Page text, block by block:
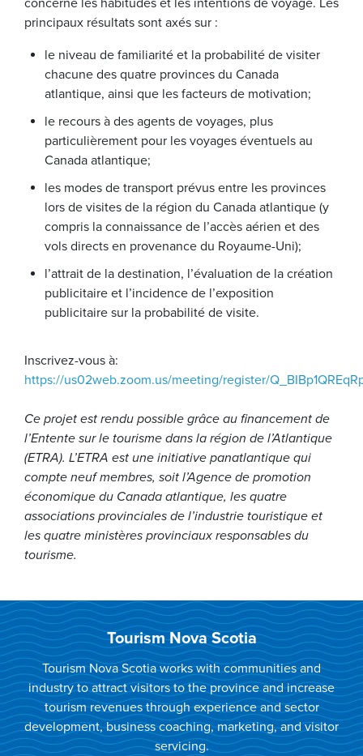
concerne les habitudes et les intentions de voyage. Les
principaux résultats sont axés sur :
le niveau de familiarité et la probabilité de visiter
chacune des quatre provinces du Canada
atlantique, ainsi que les facteurs de motivation;
le recours à des agents de voyages, plus
particulièrement pour les voyages éventuels au
Canada atlantique;
les modes de transport prévus entre les provinces
lors de visites de la région du Canada atlantique (y
compris la connaissance de l’accès aérien et des
vols directs en provenance du Royaume-Uni);
l’attrait de la destination, l’évaluation de la création
publicitaire et l’incidence de l’exposition
publicitaire sur la probabilité de visite.
Inscrivez-vous à:
https://us02web.zoom.us/meeting/register/
Ce projet est rendu possible grâce au financement de
l’Entente sur le tourisme dans la région de l’Atlantique
(ETRA). L’ETRA est une initiative panatlantique qui
compte neuf membres, soit l’Agence de promotion
économique du Canada atlantique, les quatre
associations provinciales de l’industrie touristique et
les quatre ministères provinciaux responsables du
tourisme.
Tourism Nova Scotia
Tourism Nova Scotia works with communities and
industry to attract visitors to the province and increase
tourism revenues through experience and sector
development, business coaching, marketing, and visitor
servicing.